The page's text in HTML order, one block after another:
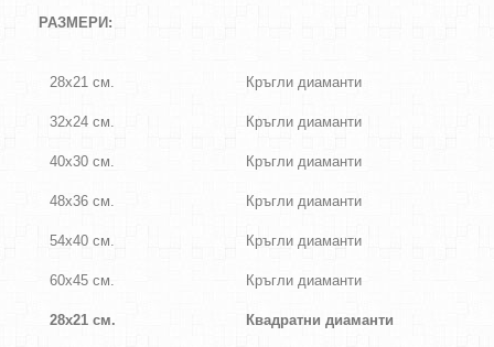
РАЗМЕРИ:
28х21 см. Кръгли диаманти
32х24 см. Кръгли диаманти
40х30 см. Кръгли диаманти
48х36 см. Кръгли диаманти
54х40 см. Кръгли диаманти
60х45 см. Кръгли диаманти
28х21 см. Квадратни диаманти